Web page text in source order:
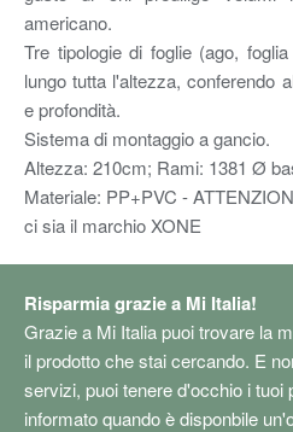
americano.
Tre tipologie di foglie (ago,
lungo tutta l'altezza, conferendo
e profondità.
Sistema di montaggio a gancio.
Altezza: 210cm; Rami: 1381 Ø
Materiale: PP+PVC -
ci sia il marchio XONE
Risparmia grazie a Mi Italia!
Grazie a Mi Italia puoi trovare la
il prodotto che stai cercando. E
servizi, puoi tenere d'occhio i tuoi
informato quando è disponbile